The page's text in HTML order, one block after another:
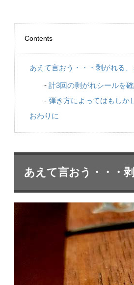
Contents
あえて言おう・・・剥がれる、
計3回の剥がれシールを確
弾き方によってはもしか
おわりに
あえて言おう・・・